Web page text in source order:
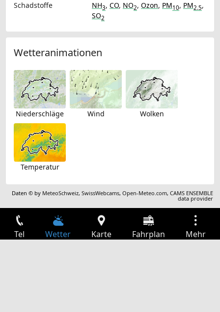
Schadstoffe
NH3, CO, NO2, Ozon, PM10, PM2.5,
SO2
Wetteranimationen
Niederschläge Wind Wolken
Temperatur
Daten © by MeteoSchweiz,SwissWebcams,Open-Meteo.com,CAMS ENSEMBLE
data provider
Tel Wetter Karte Fahrplan Mehr